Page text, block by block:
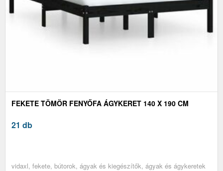
FEKETE TÖMÖR FENYŐFA ÁGYKERET 140 X 190 CM
21 db
vidaxl, fekete, bútorok, ágyak és kiegészítők, ágyak és ágykeretek